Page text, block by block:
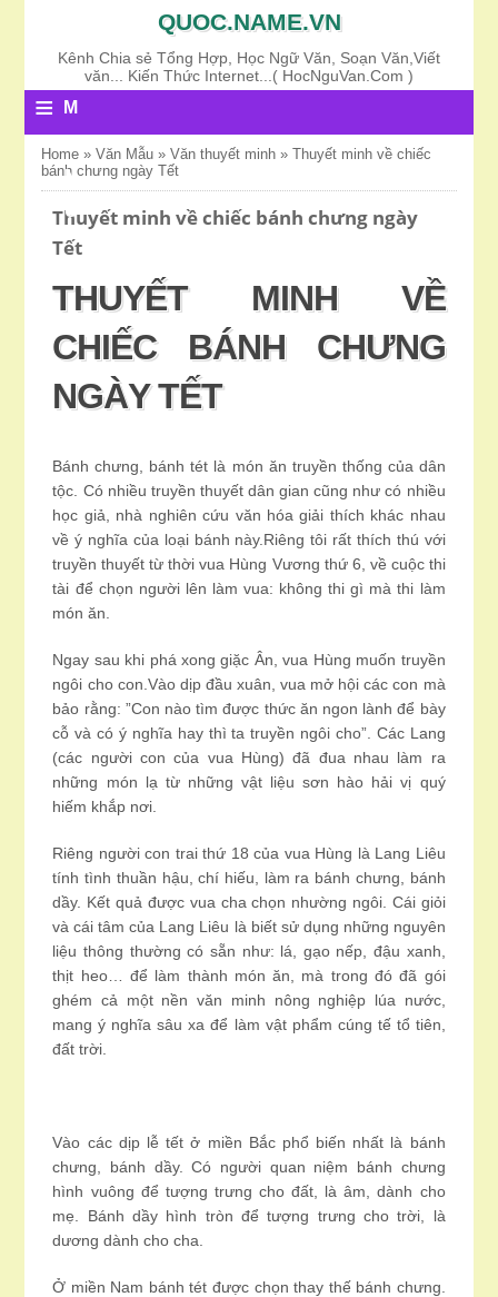
QUOC.NAME.VN
Kênh Chia sẻ Tổng Hợp, Học Ngữ Văn, Soạn Văn,Viết
văn... Kiến Thức Internet...( HocNguVan.Com )
≡
M
N
U
Home »Văn Mẫu »Văn thuyết minh »Thuyết minh về chiếc
bánh chưng ngày Tết
Thuyết minh về chiếc bánh chưng ngày
Tết
THUYẾT MINH VỀ
CHIẾC BÁNH CHƯNG
NGÀY TẾT
Bánh chưng, bánh tét là món ăn truyền thống của dân
tộc. Có nhiều truyền thuyết dân gian cũng như có nhiều
học giả, nhà nghiên cứu văn hóa giải thích khác nhau
về ý nghĩa của loại bánh này.Riêng tôi rất thích thú với
truyền thuyết từ thời vua Hùng Vương thứ 6, về cuộc thi
tài để chọn người lên làm vua: không thi gì mà thi làm
món ăn.
Ngay sau khi phá xong giặc Ân, vua Hùng muốn truyền
ngôi cho con.Vào dịp đầu xuân, vua mở hội các con mà
bảo rằng: ”Con nào tìm được thức ăn ngon lành để bày
cỗ và có ý nghĩa hay thì ta truyền ngôi cho”. Các Lang
(các người con của vua Hùng) đã đua nhau làm ra
những món lạ từ những vật liệu sơn hào hải vị quý
hiếm khắp nơi.
Riêng người con trai thứ 18 của vua Hùng là Lang Liêu
tính tình thuần hậu, chí hiếu, làm ra bánh chưng, bánh
dầy. Kết quả được vua cha chọn nhường ngôi. Cái giỏi
và cái tâm của Lang Liêu là biết sử dụng những nguyên
liệu thông thường có sẵn như: lá, gạo nếp, đậu xanh,
thịt heo… để làm thành món ăn, mà trong đó đã gói
ghém cả một nền văn minh nông nghiệp lúa nước,
mang ý nghĩa sâu xa để làm vật phẩm cúng tế tổ tiên,
đất trời.
Vào các dịp lễ tết ở miền Bắc phổ biến nhất là bánh
chưng, bánh dầy. Có người quan niệm bánh chưng
hình vuông để tượng trưng cho đất, là âm, dành cho
mẹ. Bánh dầy hình tròn để tượng trưng cho trời, là
dương dành cho cha.
Ở miền Nam bánh tét được chọn thay thế bánh chưng.